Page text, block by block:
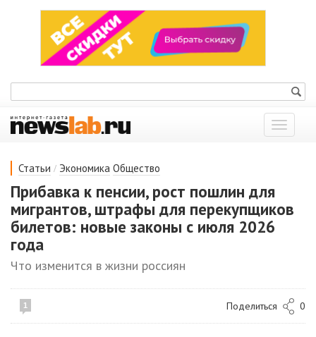
Показать
меню
Статьи / Экономика Общество
Прибавка к пенсии, рост пошлин для
мигрантов, штрафы для перекупщиков
билетов: новые законы с июля 2026
года
Что изменится в жизни россиян
1 Поделиться 0